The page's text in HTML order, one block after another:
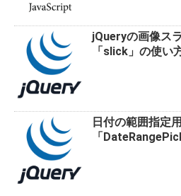
jQueryの画像ス
「slick」の使い
日付の範囲指定
「